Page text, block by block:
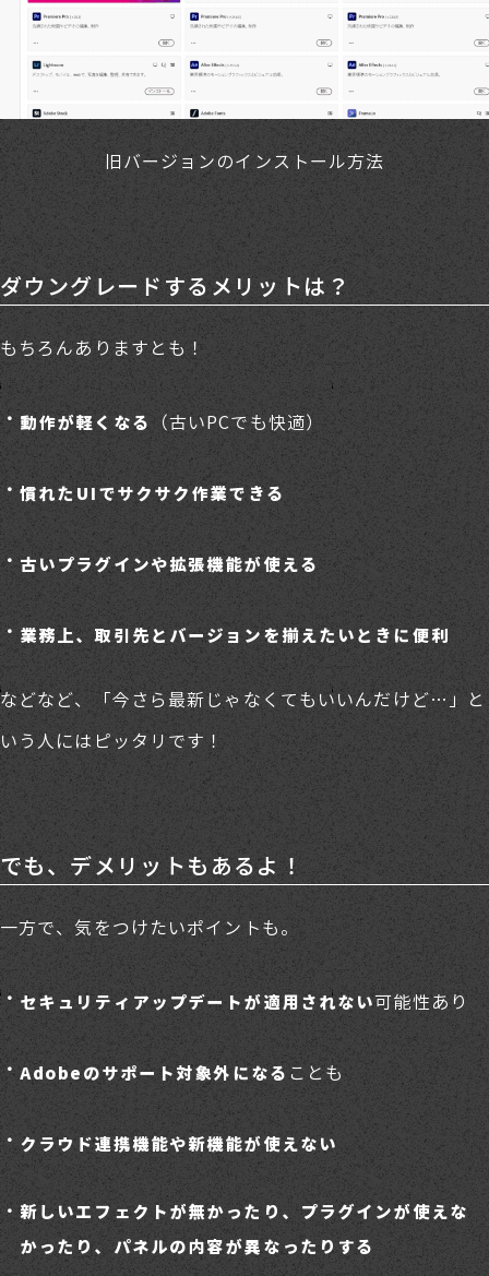
旧バージョンのインストール方法
ダウングレードするメリットは？
もちろんありますとも！
動作が軽くなる （古いPCでも快適）
慣れたUIでサクサク作業できる
古いプラグインや拡張機能が使える
業務上、取引先とバージョンを揃えたいときに便利
などなど、「今さら最新じゃなくてもいいんだけど…」と
いう人にはピッタリです！
でも、デメリットもあるよ！
一方で、気をつけたいポイントも。
セキュリティアップデートが適用されない可能性あり
Adobeのサポート対象外になる ことも
クラウド連携機能や新機能が使えない
新しいエフェクトが無かったり、プラグインが使えな
かったり、パネルの内容が異なったりする